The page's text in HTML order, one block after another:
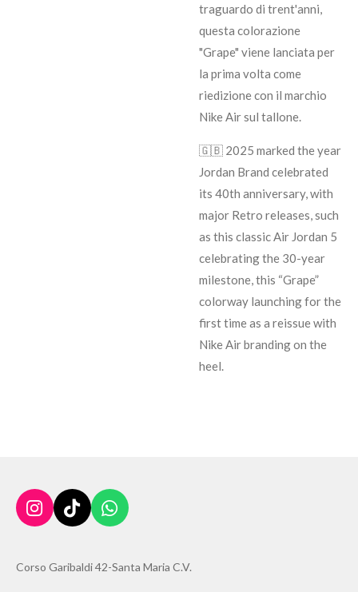
traguardo di trent'anni,
questa colorazione
"Grape" viene lanciata per
la prima volta come
riedizione con il marchio
Nike Air sul tallone.
🇬🇧 2025 marked the year
Jordan Brand celebrated
its 40th anniversary, with
major Retro releases, such
as this classic Air Jordan 5
celebrating the 30-year
milestone, this “Grape”
colorway launching for the
first time as a reissue with
Nike Air branding on the
heel.
I
n
t
T
i
T
W
h
t
Corso Garibaldi 42-Santa Maria C.V.